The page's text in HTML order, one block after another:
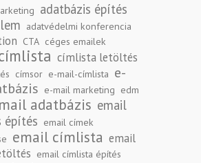
adatbázis építés
adatvédelmi konferencia
CTA céges emailek
címlista letöltés
címsor e-mail-címlista e-
e-mail marketing edm
adatbázis email
építés email címek
email címlista email
email címlista építés